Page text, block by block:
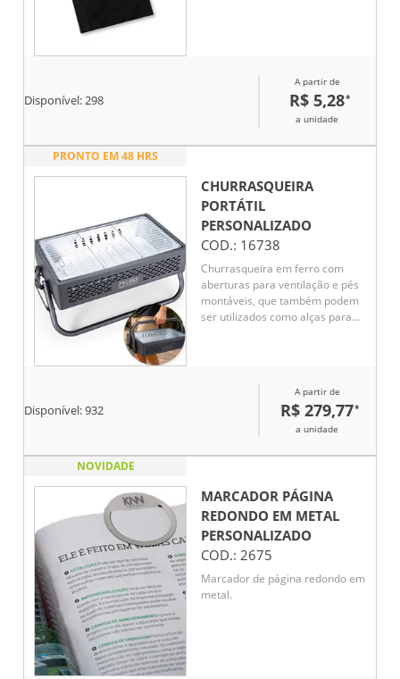
Disponível:298
A partir de
R$ 5,28*
a unidade
PRONTO EM 48 HRS
CHURRASQUEIRA
PORTÁTIL
PERSONALIZADO
COD.: 16738
Churrasqueira em ferro com
aberturas para ventilação e pés
montáveis, que também podem
ser utilizados como alças para
metálica com alças removíveis
para acomodação do carvão.
Disponível:932
A partir de
R$ 279,77*
a unidade
NOVIDADE
MARCADOR PÁGINA
REDONDO EM METAL
PERSONALIZADO
COD.: 2675
Marcador de página redondo em
metal.